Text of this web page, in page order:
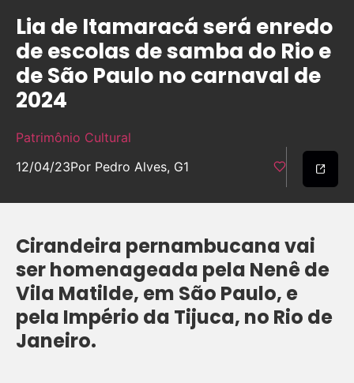
Lia de Itamaracá será enredo
de escolas de samba do Rio e
de São Paulo no carnaval de
2024
Patrimônio Cultural
12/04/23Por Pedro Alves, G1
Cirandeira pernambucana vai
ser homenageada pela Nenê de
Vila Matilde, em São Paulo, e
pela Império da Tijuca, no Rio de
Janeiro.